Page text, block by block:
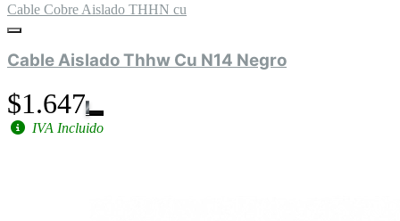
Cable Cobre Aislado THHN cu
Cable Aislado Thhw Cu N14 Negro
$1.647
IVA Incluido